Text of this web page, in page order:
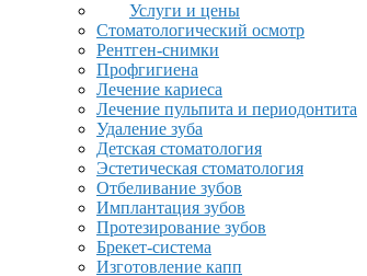
Услуги и цены
Стоматологический осмотр
Рентген-снимки
Профгигиена
Лечение кариеса
Лечение пульпита и периодонтита
Удаление зуба
Детская стоматология
Эстетическая стоматология
Отбеливание зубов
Имплантация зубов
Протезирование зубов
Брекет-система
Изготовление капп